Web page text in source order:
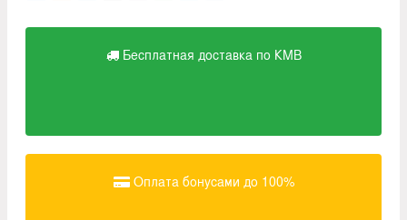
Бесплатная доставка по КМВ
Оплата бонусами до 100%